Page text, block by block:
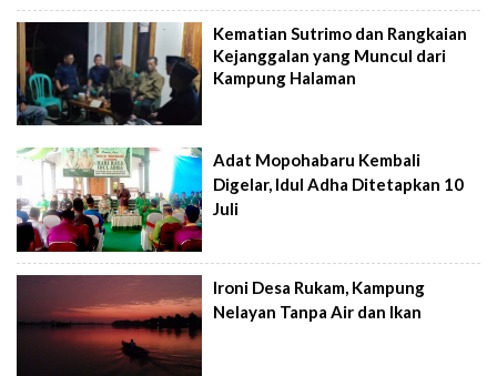
Kematian Sutrimo dan Rangkaian
Kejanggalan yang Muncul dari
Kampung Halaman
Adat Mopohabaru Kembali
Digelar, Idul Adha Ditetapkan 10
Juli
Ironi Desa Rukam, Kampung
Nelayan Tanpa Air dan Ikan